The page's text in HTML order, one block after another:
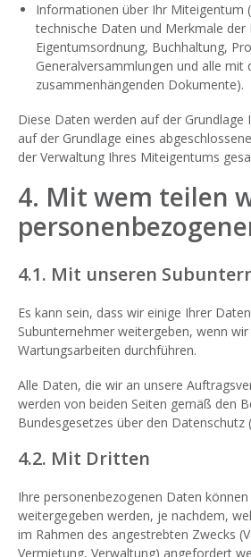
Informationen über Ihr Miteigentum
technische Daten und Merkmale der
Eigentumsordnung, Buchhaltung,
Generalversammlungen und alle mit
zusammenhängenden Dokumente).
Diese Daten werden auf der Grundlage
auf der Grundlage eines
der Verwaltung Ihres Miteigentums
4. Mit wem teilen
4.1. Mit unseren
Es kann sein, dass wir einige Ihrer
Subunternehmer weitergeben, wenn
Wartungsarbeiten durchführen.
Alle Daten, die wir an unsere
werden von beiden Seiten gemäß den
Bundesgesetzes über den Datenschutz
4.2. Mit Dritten
Ihre personenbezogenen Daten
weitergegeben werden, je nachdem,
im Rahmen des angestrebten Zwecks
Vermietung, Verwaltung) angefordert